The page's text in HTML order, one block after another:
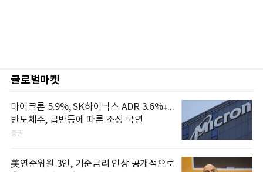
글로벌마켓
마이크론 5.9%, SK하이닉스 ADR 3.6%↓...
반도체주, 급반등에 따른 조정 국면
증권
美연준위원 3인, 기준금리 인상 공개적으로